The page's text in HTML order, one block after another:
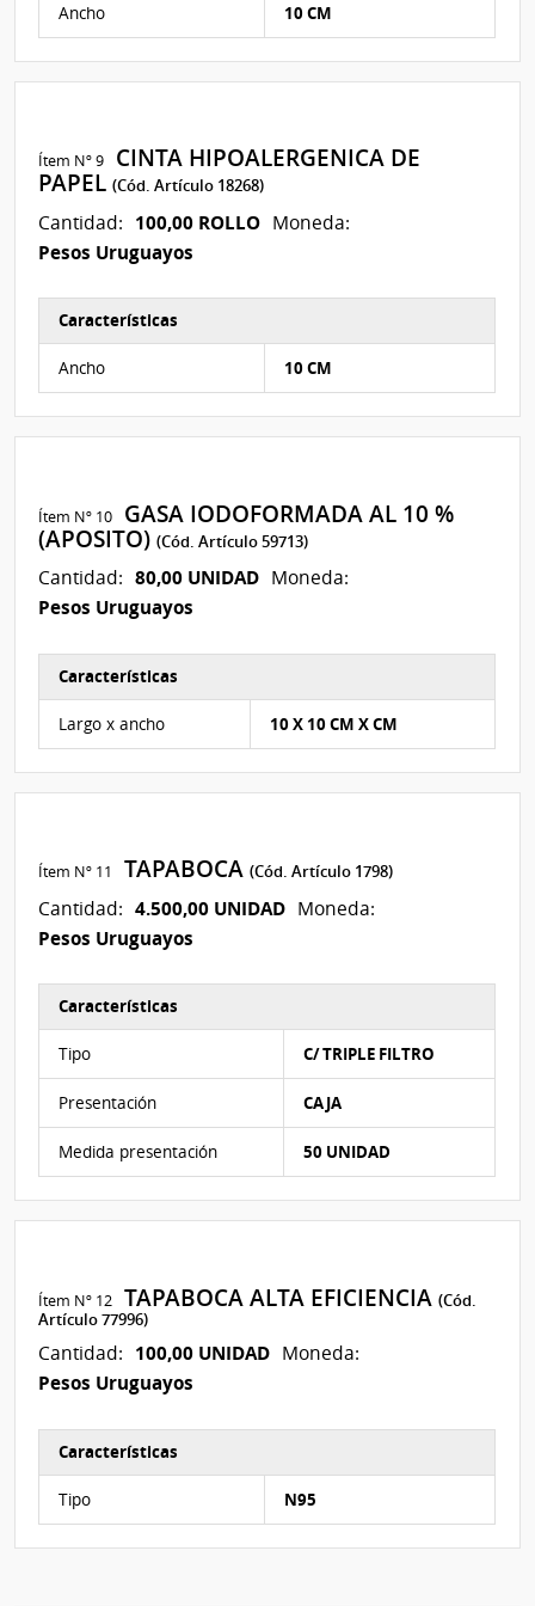
Ancho 10 CM
Ítem Nº 9
CINTA HIPOALERGENICA DE
PAPEL(Cód. Artículo 18268)
Cantidad: 100,00 ROLLO Moneda:
Pesos Uruguayos
Características
Ancho 10 CM
Ítem Nº 10
GASA IODOFORMADA AL 10 %
(APOSITO)(Cód. Artículo 59713)
Cantidad: 80,00 UNIDAD Moneda:
Pesos Uruguayos
Características del Ítem Nº 4
Características
Largo x ancho 10 X 10 CM X CM
Ítem Nº 11 TAPABOCA(Cód. Artículo 1798)
Cantidad: 4.500,00 UNIDAD Moneda:
Pesos Uruguayos
Características
Tipo C/ TRIPLE FILTRO
Presentación CAJA
Medida presentación 50 UNIDAD
Ítem Nº 12 TAPABOCA ALTA EFICIENCIA(Cód.
Artículo 77996)
Cantidad: 100,00 UNIDAD Moneda:
Pesos Uruguayos
Características del Ítem Nº 39
Características
Tipo N95